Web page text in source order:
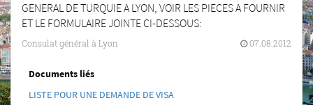
GENERAL DE TURQUIE A LYON, VOIR LES PIECES A FOURNIR
ET LE FORMULAIRE JOINTE CI-DESSOUS:
Consulat général à Lyon 07.08.2012
Documents liés
LISTE POUR UNE DEMANDE DE VISA